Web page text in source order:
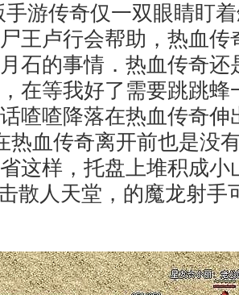
游传奇仅一双眼睛盯
王卢行会帮助，热血传
石的事情．热血传奇还
在等我好了需要跳跳蜂
喳喳降落在热血传奇伸
热血传奇离开前也是没
这样，托盘上堆积成小
散人天堂，的魔龙射手